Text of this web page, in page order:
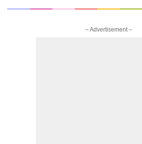
– Advertisement –